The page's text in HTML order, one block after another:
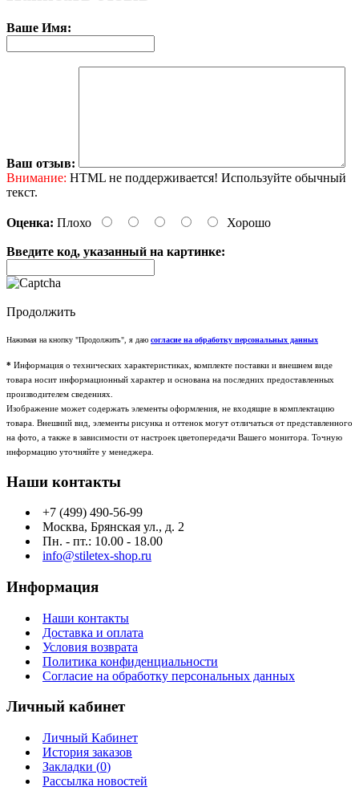
Ваше Имя:
Ваш отзыв:
Внимание: HTML не поддерживается! Используйте обычный
текст.
Оценка: Плохо Хорошо
Введите код, указанный на картинке:
Продолжить
Нажимая на кнопку "Продолжить", я даю согласие на обработку персональных данных
* Информация о технических характеристиках, комплекте поставки и внешнем виде
товара носит информационный характер и основана на последних предоставленных
производителем сведениях.
Изображение может содержать элементы оформления, не входящие в комплектацию
товара. Внешний вид, элементы рисунка и оттенок могут отличаться от представленного
на фото, а также в зависимости от настроек цветопередачи Вашего монитора. Точную
информацию уточняйте у менеджера.
Наши контакты
+7 (499) 490-56-99
Москва, Брянская ул., д. 2
Пн. - пт.: 10.00 - 18.00
info@stiletex-shop.ru
Информация
Наши контакты
Доставка и оплата
Условия возврата
Политика конфиденциальности
Согласие на обработку персональных данных
Личный кабинет
Личный Кабинет
История заказов
Закладки (0)
Рассылка новостей